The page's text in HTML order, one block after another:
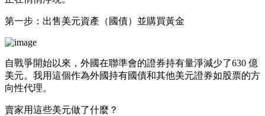
第一步：出售美元資產（國債）並購買黃金
自戰爭開始以來，外國在聯準會的證券持有量淨減少了630 億
美元。我用這個作為外國持有國債和其他美元證券如股票的方
向性代理。
賣家用這些美元做了什麼？